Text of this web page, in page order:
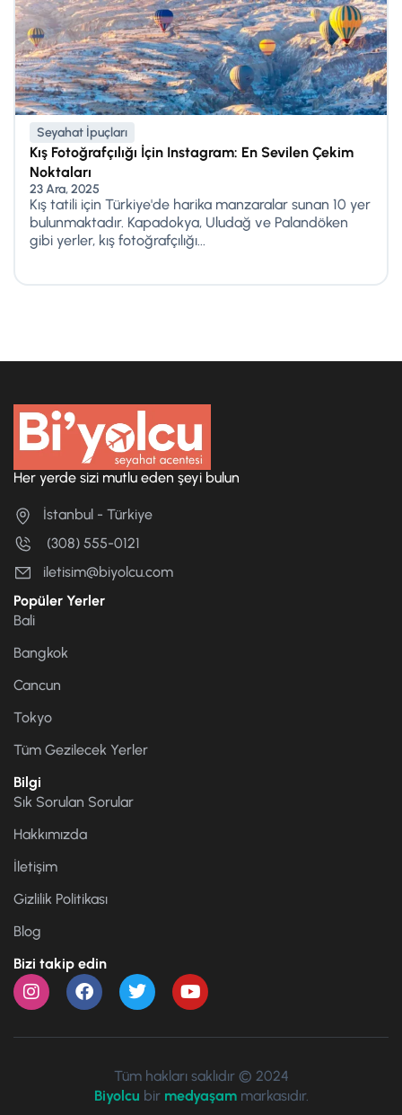
Seyahat İpuçları
Kış Fotoğrafçılığı İçin Instagram: En Sevilen Çekim
Noktaları
23 Ara, 2025
Kış tatili için Türkiye'de harika manzaralar sunan 10 yer
bulunmaktadır. Kapadokya, Uludağ ve Palandöken
gibi yerler, kış fotoğrafçılığı...
Her yerde sizi mutlu eden şeyi bulun
İstanbul - Türkiye
(308) 555-0121
iletisim@biyolcu.com
Popüler Yerler
Bali
Bangkok
Cancun
Tokyo
Tüm Gezilecek Yerler
Bilgi
Sık Sorulan Sorular
Hakkımızda
İletişim
Gizlilik Politikası
Blog
Bizi takip edin
Tüm hakları saklıdır © 2024
Biyolcu bir medyaşammarkasıdır.